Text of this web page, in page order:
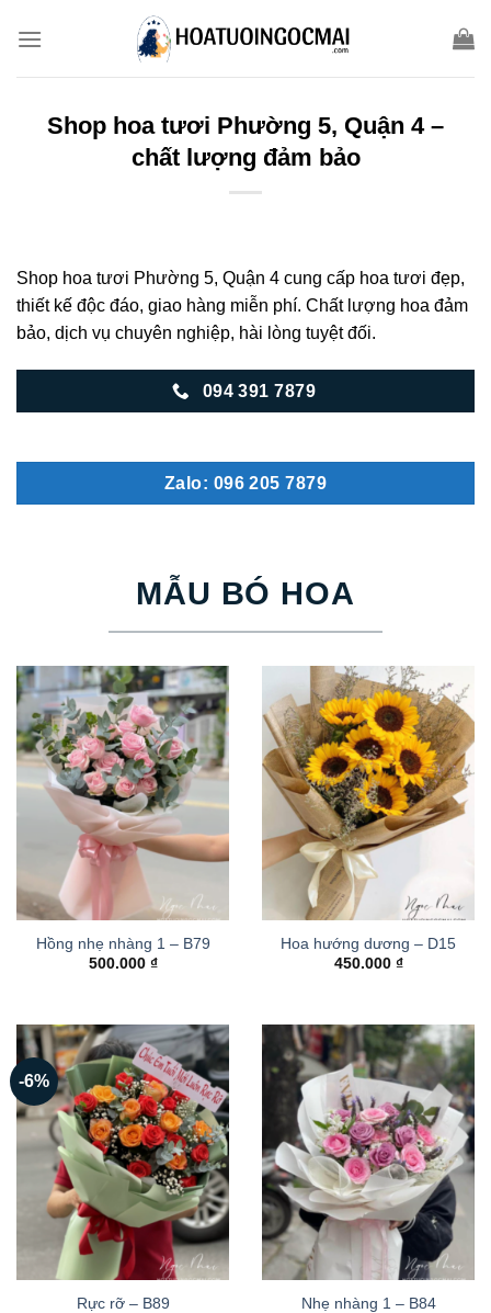
Shop hoa tươi Phường 5, Quận 4 –
chất lượng đảm bảo
Shop hoa tươi Phường 5, Quận 4 cung cấp hoa tươi đẹp,
thiết kế độc đáo, giao hàng miễn phí. Chất lượng hoa đảm
bảo, dịch vụ chuyên nghiệp, hài lòng tuyệt đối.
094 391 7879
Zalo: 096 205 7879
MẪU BÓ HOA
Hồng nhẹ nhàng 1 – B79
500.000 ₫
Hoa hướng dương – D15
450.000 ₫
-6%
Rực rỡ – B89
Nhẹ nhàng 1 – B84